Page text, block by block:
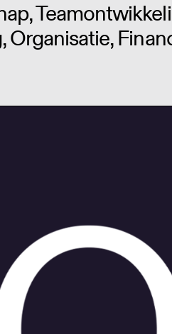
Organisatie,